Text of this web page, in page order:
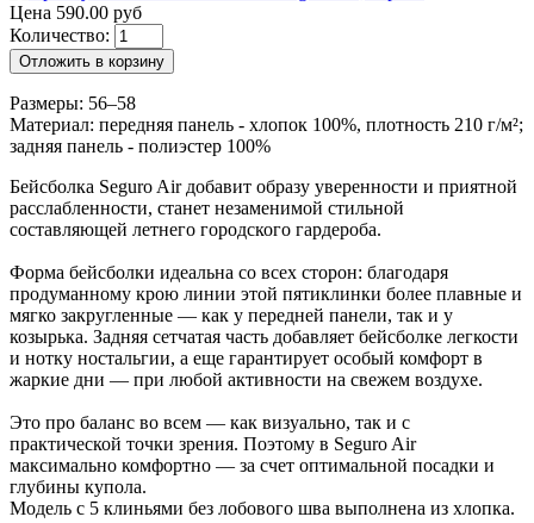
Цена 590.00 руб
Количество:
Отложить в корзину
Размеры: 56–58
Материал: передняя панель - хлопок 100%, плотность 210 г/м²;
задняя панель - полиэстер 100%
Бейсболка Seguro Air добавит образу уверенности и приятной
расслабленности, станет незаменимой стильной
составляющей летнего городского гардероба.
Форма бейсболки идеальна со всех сторон: благодаря
продуманному крою линии этой пятиклинки более плавные и
мягко закругленные — как у передней панели, так и у
козырька. Задняя сетчатая часть добавляет бейсболке легкости
и нотку ностальгии, а еще гарантирует особый комфорт в
жаркие дни — при любой активности на свежем воздухе.
Это про баланс во всем — как визуально, так и с
практической точки зрения. Поэтому в Seguro Air
максимально комфортно — за счет оптимальной посадки и
глубины купола.
Модель с 5 клиньями без лобового шва выполнена из хлопка.